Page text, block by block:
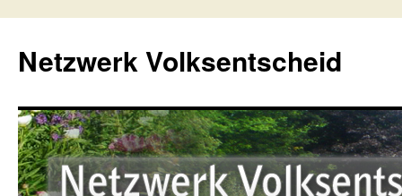
Netzwerk Volksentscheid